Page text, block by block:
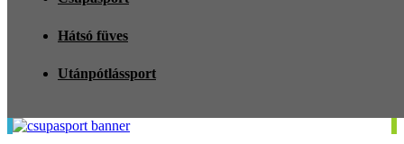
Hátsó füves
Utánpótlássport